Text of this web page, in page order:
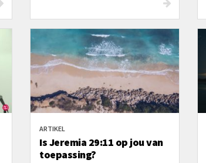
ARTIKEL
Is Jeremia 29:11 op jou van
toepassing?